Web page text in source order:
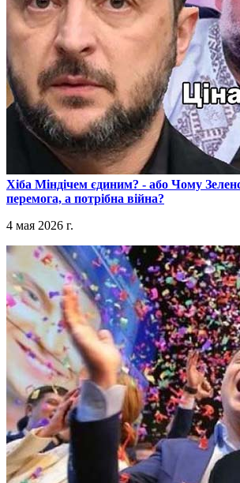
​Хіба Міндічем єдиним? - або Чому
перемога, а потрібна війна?
4 мая 2026 г.